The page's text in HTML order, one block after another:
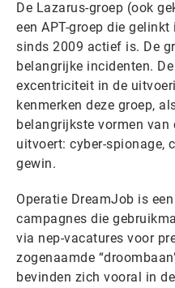
De Lazarus-groep (ook
een APT-groep die
sinds 2009 actief is. De
belangrijke incidenten.
excentriciteit in de
kenmerken deze groep,
belangrijkste vormen
uitvoert: cyber-spionage,
gewin.
Operatie DreamJob is
campagnes die
via nep-vacatures voor
zogenaamde
bevinden zich vooral in